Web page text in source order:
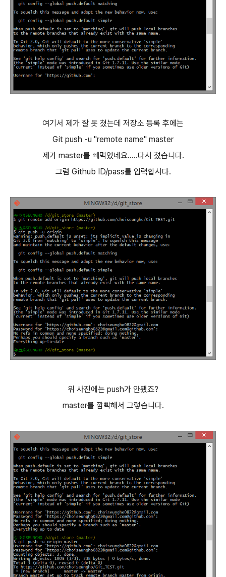
여기서 제가 잘 못 쳤는데 저장소 등록 후에는
Git push -u "remote name" master
제가 master를 빼먹었네요.....다시 쳤습니다.
그럼 Github ID/pass를 입력합시다.
위 사진에는 push가 안됐죠?
master를 깜빡해서 그렇습니다.